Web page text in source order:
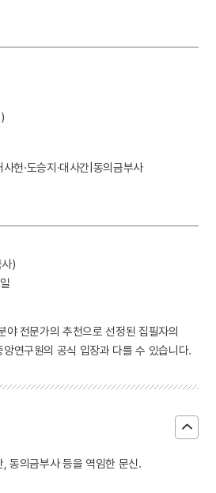
십층석탑
초고본
헌·도승지·대사간|동의금부사
)
야 전문가의 추천으로 선정된 집필자의
연구원의 공식 입장과 다를 수 있습니다.
동의금부사 등을 역임한 문신.